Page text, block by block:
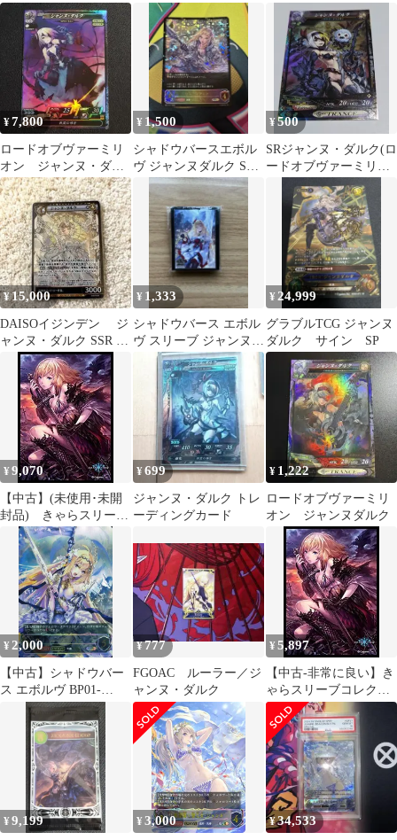
UR PSA10
ダークジャンヌ
¥7,800
ロードオブヴァーミリ
オン ジャンヌ・ダル
ク SP スペシャル
¥ 1,500
シャドウバースエボル
ヴ ジャンヌダルク SL
¥500
SRジャンヌ・ダルク(ロ
ードオブヴァーミリオ
¥15,000
DAISOイジンデン ジ
ャンヌ・ダルク SSR 第
¥ 1,333
シャドウバース エボル
ヴ スリーブ ジャンヌダ
ルク 未使用 未開封 1点
¥ 24,999
グラブルTCG ジャンヌ
ダルク サイン SP
¥9,070
【中古】(未使用･未開
封品) きゃらスリーブ
コレクション マットシ
リーズ Shadowverse
「ダークジャンヌ」
(No.MT335) wyeba8q
¥699
ジャンヌ・ダルク トレ
ーディングカード
¥ 1,222
ロードオブヴァーミリ
オン ジャンヌダルク
¥2,000
【中古】シャドウバー
ス エボルヴ BP01-
U06[UR]：ジャンヌダ
¥777
FGOAC ルーラー／ジ
ャンヌ・ダルク
¥5,897
【中古-非常に良い】き
ゃらスリーブコレクシ
ョン マットシリーズ
Shadowverse 「ダークジ
ャンヌ」 (No.MT335)
¥9,199 ¥3,000 ¥34,533